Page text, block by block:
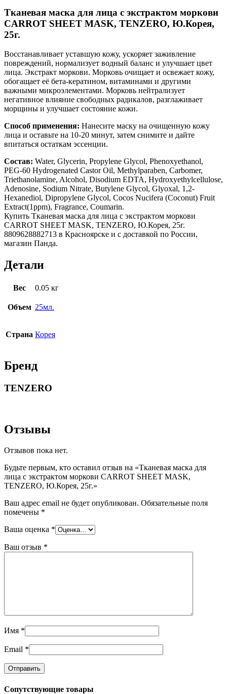
Тканевая маска для лица с экстрактом моркови
CARROT SHEET MASK, TENZERO, Ю.Корея,
25г.
Восстанавливает уставшую кожу, ускоряет заживление
повреждений, нормализует водный баланс и улучшает цвет
лица. Экстракт моркови. Морковь очищает и освежает кожу,
обогащает её бета-кератином, витаминами и другими
важными микроэлементами. Морковь нейтрализует
негативное влияние свободных радикалов, разглаживает
морщины и улучшает состояние кожи.
Способ применения: Нанесите маску на очищенную кожу
лица и оставьте на 10-20 минут, затем снимите и дайте
впитаться остаткам эссенции.
Состав: Water, Glycerin, Propylene Glycol, Phenoxyethanol,
PEG-60 Hydrogenated Castor Oil, Methylparaben, Carbomer,
Triethanolamine, Alcohol, Disodium EDTA, Hydroxyethylcellulose,
Adenosine, Sodium Nitrate, Butylene Glycol, Glyoxal, 1,2-
Hexanediol, Dipropylene Glycol, Cocos Nucifera (Coconut) Fruit
Extract(1ppm), Fragrance, Coumarin.
Купить Тканевая маска для лица с экстрактом моркови
CARROT SHEET MASK, TENZERO, Ю.Корея, 25г.
8809628882713 в Красноярске и с доставкой по России,
магазин Панда.
Детали
Вес 0.05 кг
Объем 25мл.
Страна Корея
Бренд
TENZERO
Отзывы
Отзывов пока нет.
Будьте первым, кто оставил отзыв на «Тканевая маска для
лица с экстрактом моркови CARROT SHEET MASK,
TENZERO, Ю.Корея, 25г.»
Ваш адрес email не будет опубликован. Обязательные поля
помечены *
Ваша оценка *
Ваш отзыв *
Имя *
Email *
Сопутствующие товары